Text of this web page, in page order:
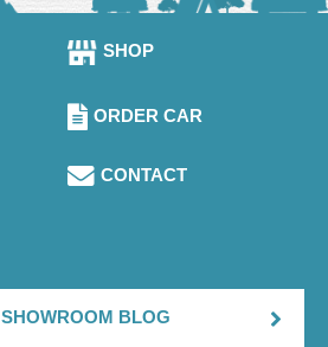
SHOP
ORDER CAR
CONTACT
SHOWROOM BLOG